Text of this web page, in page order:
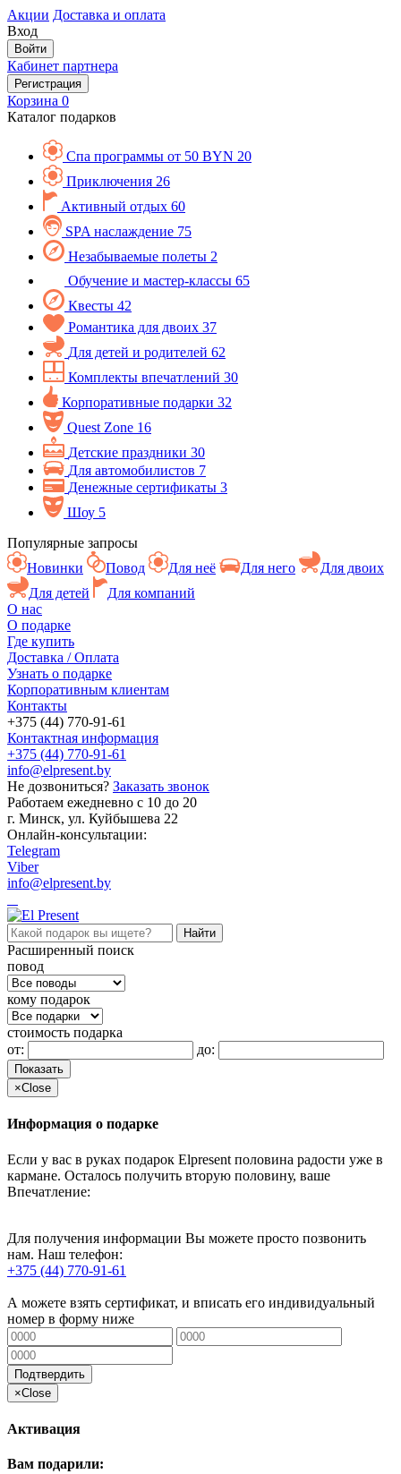
Акции Доставка и оплата
Вход
Войти
Кабинет партнера
Регистрация
Корзина 0
Каталог подарков
Спа программы от 50 BYN 20
Приключения 26
Активный отдых 60
SPA наслаждение 75
Незабываемые полеты 2
Обучение и мастер-классы 65
Квесты 42
Романтика для двоих 37
Для детей и родителей 62
Комплекты впечатлений 30
Корпоративные подарки 32
Quest Zone 16
Детские праздники 30
Для автомобилистов 7
Денежные сертификаты 3
Шоу 5
Популярные запросы
Новинки
Повод Для неё Для него
Для двоих
Для детей
Для компаний
О нас
О подарке
Где купить
Доставка / Оплата
Узнать о подарке
Корпоративным клиентам
Контакты
+375 (44) 770-91-61
Контактная информация
+375 (44) 770-91-61
info@elpresent.by
Не дозвониться? Заказать звонок
Работаем ежедневно c 10 до 20
г. Минск, ул. Куйбышева 22
Онлайн-консультации:
Telegram
Viber
info@elpresent.by
Расширенный поиск
повод
кому подарок
стоимость подарка
от:
до:
Показать
×Close
Информация о подарке
Если у вас в руках подарок Elpresent половина радости уже в
кармане. Осталось получить вторую половину, ваше
Впечатление:
Для получения информации Вы можете просто позвонить
нам. Наш телефон:
+375 (44) 770-91-61
А можете взять сертификат, и вписать его индивидуальный
номер в форму ниже
Подтвердить
×Close
Активация
Вам подарили: